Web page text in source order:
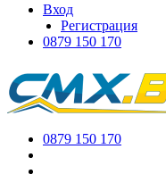
Вход
Регистрация
0879 150 170
0879 150 170